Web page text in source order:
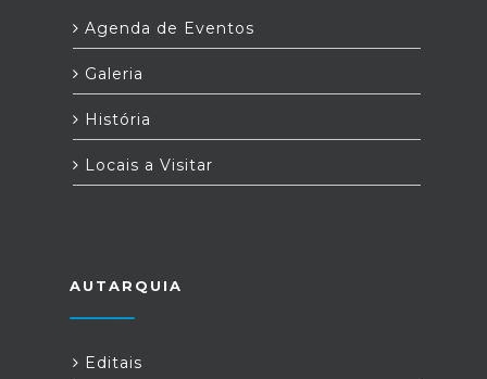
Agenda de Eventos
Galeria
História
Locais a Visitar
AUTARQUIA
Editais